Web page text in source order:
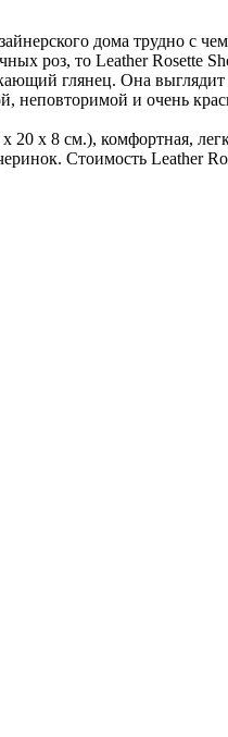
дома трудно с
роз, то Leather Rosette
глянец. Она
неповторимой и очень
20 х 8 см.), комфортная,
Стоимость Leather